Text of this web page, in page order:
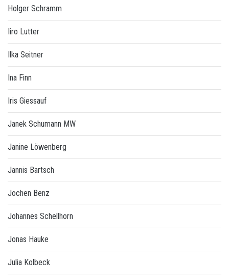
Holger Schramm
Iiro Lutter
Ilka Seitner
Ina Finn
Iris Giessauf
Janek Schumann MW
Janine Löwenberg
Jannis Bartsch
Jochen Benz
Johannes Schellhorn
Jonas Hauke
Julia Kolbeck